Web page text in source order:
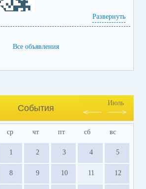
Развернуть
Все объявления
События
Июль
ср чт пт сб вс
1 2 3 4 5
8 9 10 11 12